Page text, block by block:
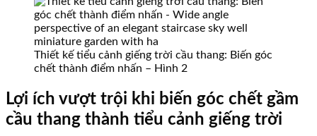
Thiết kế tiểu cảnh giếng trời cầu thang: Biến góc
chết thành điểm nhấn – Hình 2
Lợi ích vượt trội khi biến góc chết gầm
cầu thang thành tiểu cảnh giếng trời